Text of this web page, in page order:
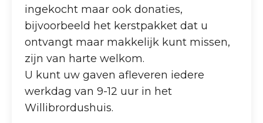
ingekocht maar ook donaties,
bijvoorbeeld het kerstpakket dat u
ontvangt maar makkelijk kunt missen,
zijn van harte welkom.
U kunt uw gaven afleveren iedere
werkdag van 9-12 uur in het
Willibrordushuis.